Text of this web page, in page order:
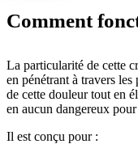
Comment
La particularité de cette
en pénétrant à travers
de cette douleur tout en
en aucun dangereux
Il est conçu pour :